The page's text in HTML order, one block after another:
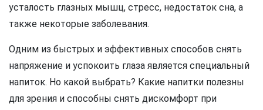
усталость глазных мышц, стресс, недостаток сна, а
также некоторые заболевания.
Одним из быстрых и эффективных способов снять
напряжение и успокоить глаза является специальный
напиток. Но какой выбрать? Какие напитки полезны
для зрения и способны снять дискомфорт при